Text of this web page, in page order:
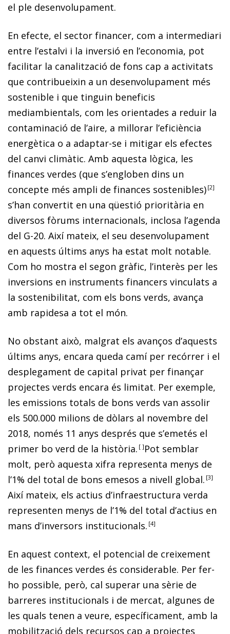
el ple desenvolupament.
En efecte, el sector financer, com a intermediari
entre l’estalvi i la inversió en l’economia, pot
facilitar la canalització de fons cap a activitats
que contribueixin a un desenvolupament més
sostenible i que tinguin beneficis
mediambientals, com les orientades a reduir la
contaminació de l’aire, a millorar l’efi­­cièn­­cia
energètica o a adaptar-se i mitigar els efectes
del canvi climàtic. Amb aquesta lògica, les
finances verdes (que s’engloben dins un
concepte més ampli de finances sostenibles) 2
s’han convertit en una qüestió prioritària en
diversos fòrums internacionals, inclosa l’agenda
del G-20. Així mateix, el seu desenvolupament
en aquests últims anys ha estat molt notable.
Com ho mostra el segon gràfic, l’interès per les
inversions en instruments financers vinculats a
la sostenibilitat, com els bons verds, avança
amb rapidesa a tot el món.
No obstant això, malgrat els avanços d’aquests
últims anys, encara queda camí per recórrer i el
desplegament de capital privat per finançar
projectes verds encara és limitat. Per exemple,
les emissions totals de bons verds van assolir
els 500.000 milions de dòlars al novembre del
2018, només 11 anys després que s’emetés el
primer bo verd de la història.
Pot semblar
molt, però aquesta xifra representa menys de
l’1% del total de bons emesos a nivell global. 3
Així mateix, els actius d’infraestructura verda
representen menys de l’1% del total d’actius en
mans d’inversors institucionals. 4
En aquest context, el potencial de creixement
de les finances verdes és considerable. Per fer-
ho possible, però, cal superar una sèrie de
barreres institucionals i de mercat, algunes de
les quals tenen a veure, específicament, amb la
mobilització dels recursos cap a projectes